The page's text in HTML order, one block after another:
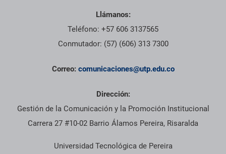
Llámanos:
Teléfono: +57 606 3137565
Conmutador: (57) (606) 313 7300
Correo: comunicaciones@utp.edu.co
Dirección:
Gestión de la Comunicación y la Promoción Institucional
Carrera 27 #10-02 Barrio Álamos Pereira, Risaralda
Universidad Tecnológica de Pereira